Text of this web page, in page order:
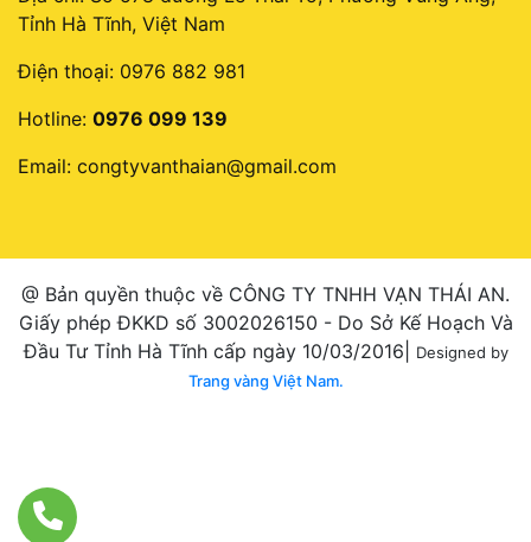
Tỉnh Hà Tĩnh, Việt Nam
Điện thoại: 0976 882 981
Hotline: 0976 099 139
Email: congtyvanthaian@gmail.com
@ Bản quyền thuộc về CÔNG TY TNHH VẠN THÁI AN.
Giấy phép ĐKKD số 3002026150 - Do Sở Kế Hoạch Và
Đầu Tư Tỉnh Hà Tĩnh cấp ngày 10/03/2016|
Designed by
Trang vàng Việt Nam.